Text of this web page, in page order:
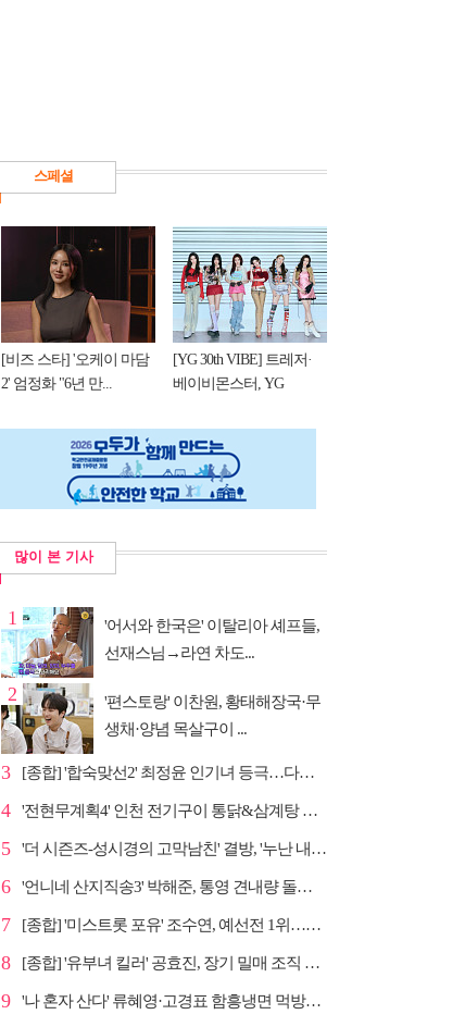
스페셜
[비즈 스타] '오케이 마담
2' 엄정화 "6년 만...
[YG 30th VIBE] 트레저·
베이비몬스터, YG
많이 본 기사
1
'어서와 한국은' 이탈리아 셰프들,
선재스님→라연 차도...
2
'편스토랑' 이찬원, 황태해장국·무
생채·양념 목살구이 ...
3 [종합] '합숙맞선2' 최정윤 인기녀 등극…다음주 마지막...
4 '전현무계획4' 인천 전기구이 통닭&삼계탕 노포 맛집 탐방
5 '더 시즌즈-성시경의 고막남친' 결방, '누난 내게 여자...
6 '언니네 산지직송3' 박해준, 통영 견내량 돌미역 조업 ...
7 [종합] '미스트롯 포유' 조수연, 예선전 1위…신윤승 지...
8 [종합] '유부녀 킬러' 공효진, 장기 밀매 조직 소탕…4...
9 '나 혼자 산다' 류혜영·고경표 함흥냉면 먹방→남산 산책